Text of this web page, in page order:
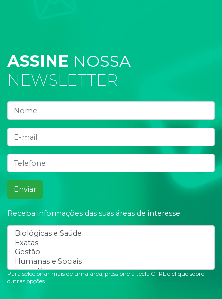
ASSINE NOSSA
NEWSLETTER
Enviar
Receba informações das suas áreas de interesse:
Para selecionar mais de uma área, pressione a tecla CTRL e clique sobre
outras opções.